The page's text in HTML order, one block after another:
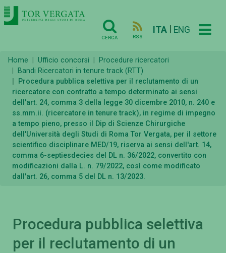
CERCA RSS
ITA ENG
Home Ufficio concorsi
Procedure ricercatori
Bandi Ricercatori in tenure track (RTT)
Procedura pubblica selettiva per il reclutamento di un
ricercatore con contratto a tempo determinato ai sensi
dell'art. 24, comma 3 della legge 30 dicembre 2010, n. 240 e
ss.mm.ii. (ricercatore in tenure track), in regime di impegno
a tempo pieno, presso il Dip di Scienze Chirurgiche
dell'Università degli Studi di Roma Tor Vergata, per il settore
scientifico disciplinare MED/19, riserva ai sensi dell'art. 14,
comma 6-septiesdecies del DL n. 36/2022, convertito con
modificazioni dalla L. n. 79/2022, così come modificato
dall'art. 26, comma 5 del DL n. 13/2023.
Procedura pubblica selettiva
per il reclutamento di un